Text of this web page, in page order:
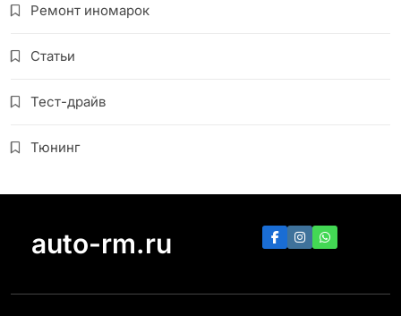
Ремонт иномарок
Статьи
Тест-драйв
Тюнинг
auto-rm.ru